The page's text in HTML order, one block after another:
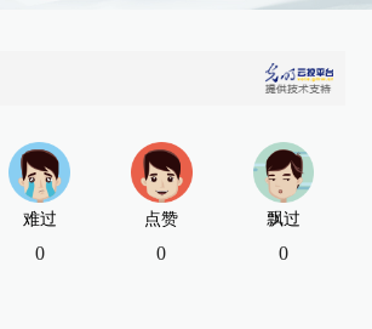
难过
0
点赞
0
飘过
0